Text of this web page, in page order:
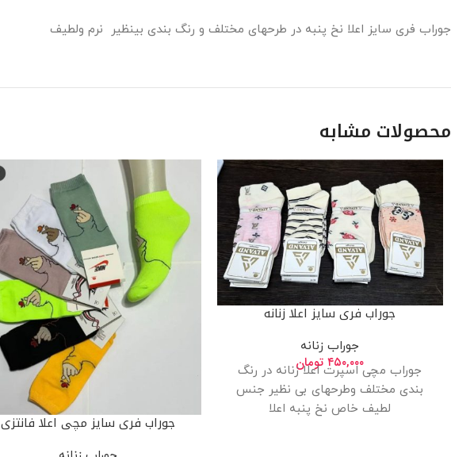
جوراب فری سایز اعلا نخ پنبه در طرحهای مختلف و رنگ بندی بینظیر نرم ولطیف
محصولات مشابه
جوراب فری سایز اعلا زنانه
جوراب زنانه
۴۵۰,۰۰۰ تومان
جوراب مچی اسپرت اعلا زنانه در رنگ
بندی مختلف وطرحهای بی نظیر جنس
لطیف خاص نخ پنبه اعلا
جوراب فری سایز مچی اعلا فانتزی